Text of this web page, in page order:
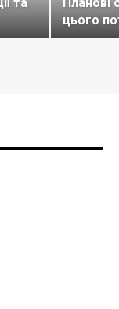
цього